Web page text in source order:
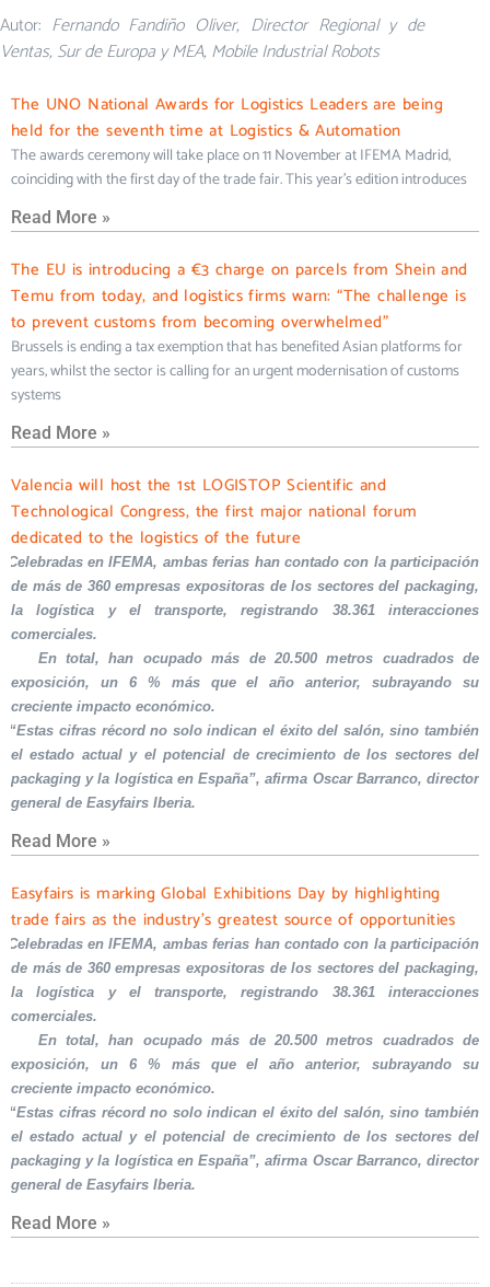
Autor: Fernando Fandiño Oliver, Director Regional y de
Ventas, Sur de Europa y MEA, Mobile Industrial Robots
The UNO National Awards for Logistics Leaders are being
held for the seventh time at Logistics & Automation
The awards ceremony will take place on 11 November at IFEMA Madrid,
coinciding with the first day of the trade fair. This year’s edition introduces
Read More »
The EU is introducing a €3 charge on parcels from Shein and
Temu from today, and logistics firms warn: “The challenge is
to prevent customs from becoming overwhelmed”
Brussels is ending a tax exemption that has benefited Asian platforms for
years, whilst the sector is calling for an urgent modernisation of customs
systems
Read More »
Valencia will host the 1st LOGISTOP Scientific and
Technological Congress, the first major national forum
dedicated to the logistics of the future
Celebradas en IFEMA, ambas ferias han contado con la participación
de más de 360 empresas expositoras de los sectores del packaging,
la logística y el transporte, registrando 38.361 interacciones
comerciales.
En total, han ocupado más de 20.500 metros cuadrados de
exposición, un 6 % más que el año anterior, subrayando su
creciente impacto económico.
“Estas cifras récord no solo indican el éxito del salón, sino también
el estado actual y el potencial de crecimiento de los sectores del
packaging y la logística en España”, afirma Oscar Barranco, director
general de Easyfairs Iberia.
Read More »
Easyfairs is marking Global Exhibitions Day by highlighting
trade fairs as the industry’s greatest source of opportunities
Celebradas en IFEMA, ambas ferias han contado con la participación
de más de 360 empresas expositoras de los sectores del packaging,
la logística y el transporte, registrando 38.361 interacciones
comerciales.
En total, han ocupado más de 20.500 metros cuadrados de
exposición, un 6 % más que el año anterior, subrayando su
creciente impacto económico.
“Estas cifras récord no solo indican el éxito del salón, sino también
el estado actual y el potencial de crecimiento de los sectores del
packaging y la logística en España”, afirma Oscar Barranco, director
general de Easyfairs Iberia.
Read More »